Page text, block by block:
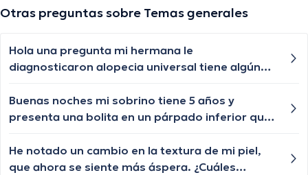
Otras preguntas sobre Temas generales
Hola una pregunta mi hermana le
diagnosticaron alopecia universal tiene algún
las cejas y pestañas , aunque ya le están
creciendo de a poquito pero lento y chiquititos
pestañas igual algún tratamiento q le ayude a
crecer o esa enfermedad ya no tiene
Buenas noches mi sobrino tiene 5 años y
presenta una bolita en un párpado inferior que
vuelve aparecer, qué especialista nos puede
ayudar?
He notado un cambio en la textura de mi piel,
que ahora se siente más áspera. ¿Cuáles